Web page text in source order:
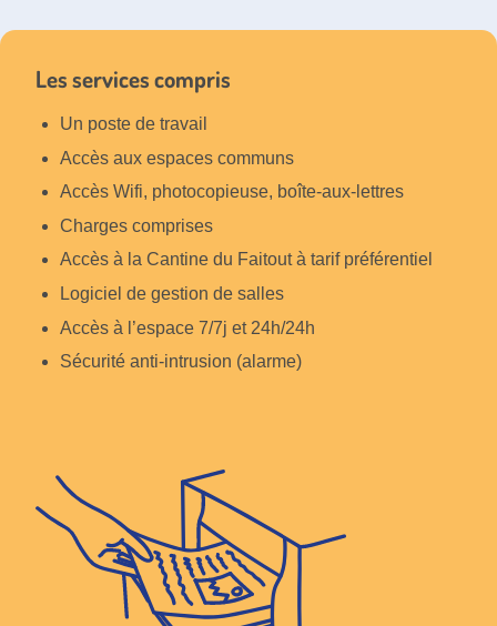
Les services compris
Un poste de travail
Accès aux espaces communs
Accès Wifi, photocopieuse, boîte-aux-lettres
Charges comprises
Accès à la Cantine du Faitout à tarif préférentiel
Logiciel de gestion de salles
Accès à l’espace 7/7j et 24h/24h
Sécurité anti-intrusion (alarme)